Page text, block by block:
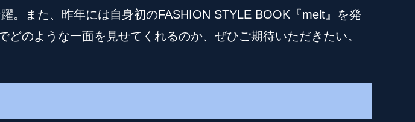
。また、昨年には自身初のFASHION STYLE BOOK『melt』を発
のような一面を見せてくれるのか、ぜひご期待いただきたい。